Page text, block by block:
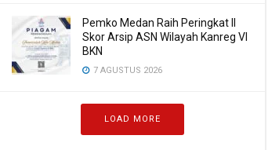
Pemko Medan Raih Peringkat II
Skor Arsip ASN Wilayah Kanreg VI
BKN
7 AGUSTUS 2026
LOAD MORE